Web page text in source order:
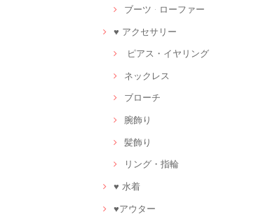
ブーツ · ローファー
♥ アクセサリー
ピアス・イヤリング
ネックレス
ブローチ
腕飾り
髪飾り
リング・指輪
♥ 水着
♥アウター